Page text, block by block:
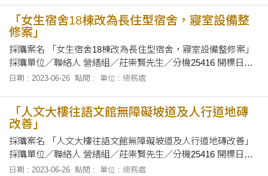
組領取招
「女生宿舍18棟改為長住型宿舍，寢室設備整
修案」
採購案名 「女生宿舍18棟改為長住型宿舍，寢室設備整修案」
採購單位／聯絡人 營繕組／莊崇賢先生／分機25416 開標日期
及地點 民國112年7月6日上午10時15分，在本校總務處會議室
組領取招標
日期 : 2023-06-26 點閱 : 單位 : 總務處
「人文大樓往語文館無障礙坡道及人行道地磚
改善」
採購案名 「人文大樓往語文館無障礙坡道及人行道地磚改善」
採購單位／聯絡人 營繕組／莊崇賢先生／分機25416 開標日期
及地點 民國112年7月6日上午10時00分，在本校總務處會議室
日期 : 2023-06-26 點閱 : 單位 : 總務處